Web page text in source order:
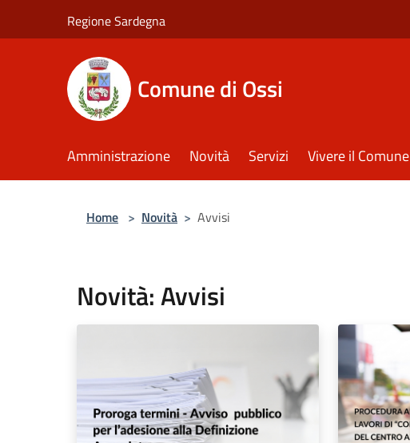
Regione Sardegna
Comune di Ossi
Amministrazione Novità Servizi Vivere il Comune
Home > Novità > Avvisi
Novità: Avvisi